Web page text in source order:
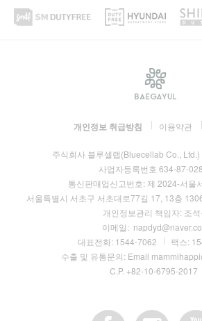
개인정보 취급방침 이용약관
주식회사 블루셀랩(Bluecellab Co., Ltd.)
사업자등록번호 634-87-
통신판매업신고번호: 제 2024-서울
서울특별시 서초구 서초대로77길 17, 13층
개인정보관리 책임자: 조
이메일:
대표전화: 1544-7062 팩스:
수출 및 유통문의: Email
C.P. +82-10-6795-2017